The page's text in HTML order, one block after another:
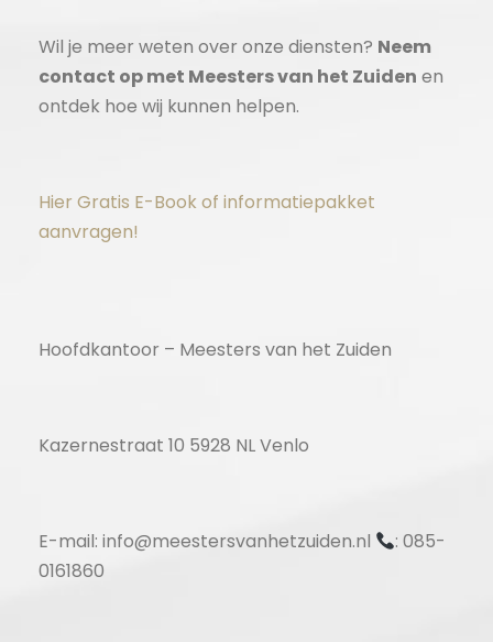
Wil je meer weten over onze diensten? Neem
contact op met Meesters van het Zuiden en
ontdek hoe wij kunnen helpen.
Hier Gratis E-Book of informatiepakket
aanvragen!
Hoofdkantoor – Meesters van het Zuiden
Kazernestraat 10 5928 NL Venlo
E-mail: info@meestersvanhetzuiden.nl
: 085-
0161860